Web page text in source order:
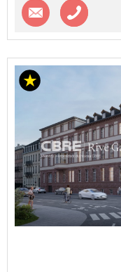
Contacter